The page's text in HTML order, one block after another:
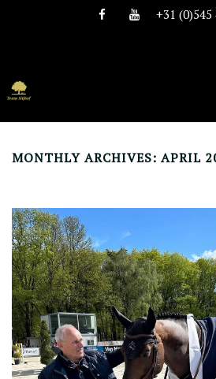
+31 (0)545
HOME
HISTORIE
TEAM
VACATURES
DEKHENGSTEN
DEKGELDEN
MONTHLY ARCHIVES: APRIL